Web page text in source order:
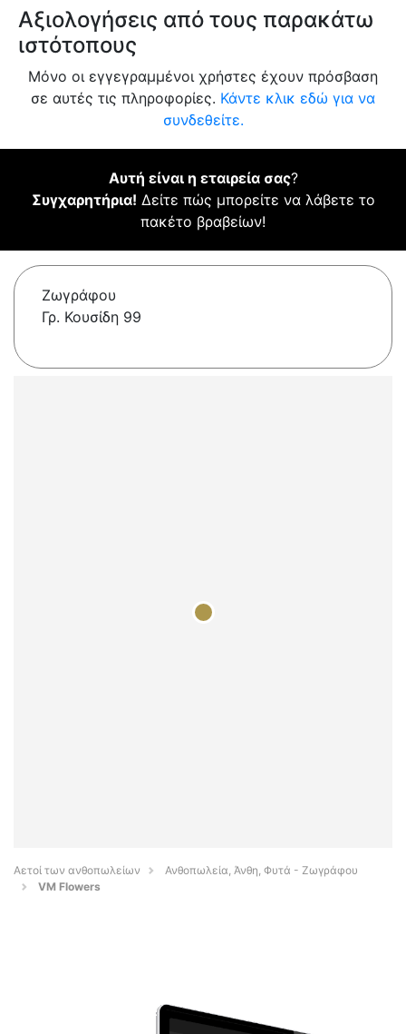
Αξιολογήσεις από τους παρακάτω
ιστότοπους
Μόνο οι εγγεγραμμένοι χρήστες έχουν πρόσβαση
σε αυτές τις πληροφορίες. Κάντε κλικ εδώ για να
συνδεθείτε.
Αυτή είναι η εταιρεία σας?
Συγχαρητήρια! Δείτε πώς μπορείτε να λάβετε το
πακέτο βραβείων!
Ζωγράφου
Γρ. Κουσίδη 99
Αετοί των ανθοπωλείων
Ανθοπωλεία, Άνθη, Φυτά - Ζωγράφου
VM Flowers